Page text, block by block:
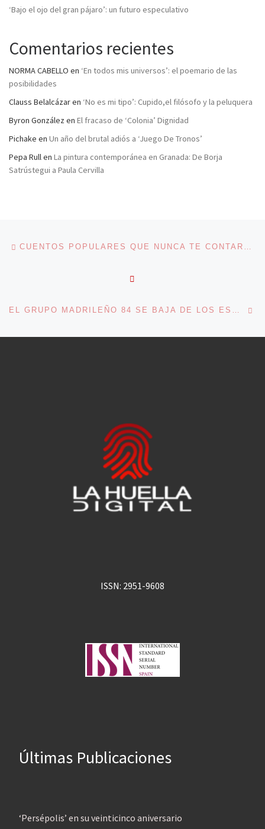
‘Bajo el ojo del gran pájaro’: un futuro especulativo
Comentarios recientes
NORMA CABELLO en ‘En todos mis universos’: el poemario de las
posibilidades
Clauss Belalcázaren ‘No es mi tipo’: Cupido,el filósofo y la peluquera
Byron González en El fracaso de ‘Colonia’ Dignidad
Pichake en Un año del brutal adiós a ‘Juego De Tronos’
Pepa Rullen La pintura contemporánea en Granada: De Borja
Satrústegui a Paula Cervilla
Navegación de entradas CUENTOS POPULARES QUE NUNCA TE CONTARON…
ISSN: 2951-9608
Últimas Publicaciones
‘Persépolis’ en su veinticinco aniversario